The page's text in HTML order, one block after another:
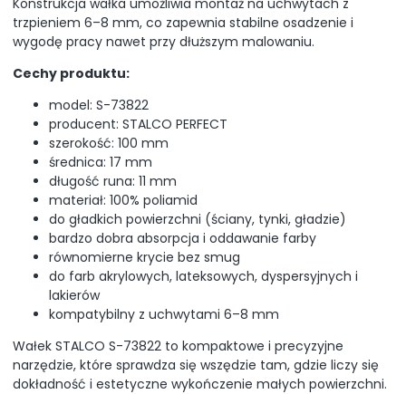
Konstrukcja wałka umożliwia montaż na uchwytach z
trzpieniem 6–8 mm, co zapewnia stabilne osadzenie i
wygodę pracy nawet przy dłuższym malowaniu.
Cechy produktu:
model: S-73822
producent: STALCO PERFECT
szerokość: 100 mm
średnica: 17 mm
długość runa: 11 mm
materiał: 100% poliamid
do gładkich powierzchni (ściany, tynki, gładzie)
bardzo dobra absorpcja i oddawanie farby
równomierne krycie bez smug
do farb akrylowych, lateksowych, dyspersyjnych i
lakierów
kompatybilny z uchwytami 6–8 mm
Wałek STALCO S-73822 to kompaktowe i precyzyjne
narzędzie, które sprawdza się wszędzie tam, gdzie liczy się
dokładność i estetyczne wykończenie małych powierzchni.